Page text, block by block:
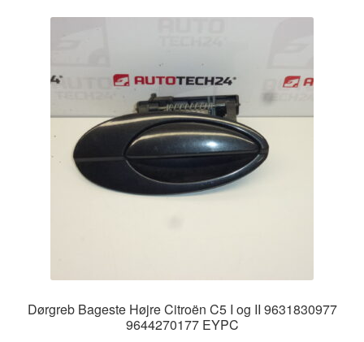
Dørgreb Bageste Højre Citroën C5 I og II 9631830977
9644270177 EYPC